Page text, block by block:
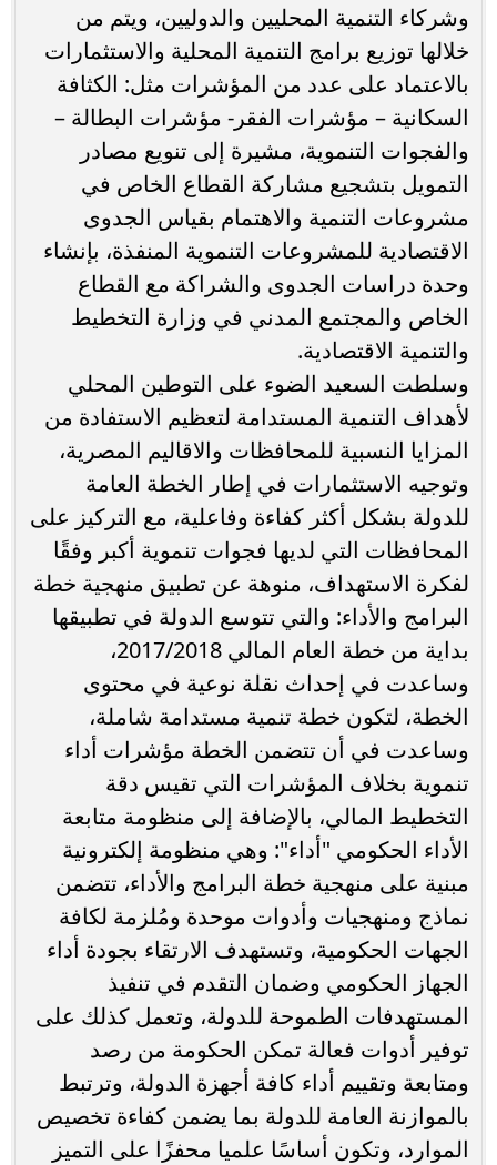
وشركاء التنمية المحليين والدوليين، ويتم من
خلالها توزيع برامج التنمية المحلية والاستثمارات
بالاعتماد على عدد من المؤشرات مثل: الكثافة
السكانية – مؤشرات الفقر- مؤشرات البطالة –
والفجوات التنموية، مشيرة إلى تنويع مصادر
التمويل بتشجيع مشاركة القطاع الخاص في
مشروعات التنمية والاهتمام بقياس الجدوى
الاقتصادية للمشروعات التنموية المنفذة، بإنشاء
وحدة دراسات الجدوى والشراكة مع القطاع
الخاص والمجتمع المدني في وزارة التخطيط
والتنمية الاقتصادية.
وسلطت السعيد الضوء على التوطين المحلي
لأهداف التنمية المستدامة لتعظيم الاستفادة من
المزايا النسبية للمحافظات والاقاليم المصرية،
وتوجيه الاستثمارات في إطار الخطة العامة
للدولة بشكل أكثر كفاءة وفاعلية، مع التركيز على
المحافظات التي لديها فجوات تنموية أكبر وفقًا
لفكرة الاستهداف، منوهة عن تطبيق منهجية خطة
البرامج والأداء: والتي تتوسع الدولة في تطبيقها
بداية من خطة العام المالي 2017/2018،
وساعدت في إحداث نقلة نوعية في محتوى
الخطة، لتكون خطة تنمية مستدامة شاملة،
وساعدت في أن تتضمن الخطة مؤشرات أداء
تنموية بخلاف المؤشرات التي تقيس دقة
التخطيط المالي، بالإضافة إلى منظومة متابعة
الأداء الحكومي "أداء": وهي منظومة إلكترونية
مبنية على منهجية خطة البرامج والأداء، تتضمن
نماذج ومنهجيات وأدوات موحدة ومُلزمة لكافة
الجهات الحكومية، وتستهدف الارتقاء بجودة أداء
الجهاز الحكومي وضمان التقدم في تنفيذ
المستهدفات الطموحة للدولة، وتعمل كذلك على
توفير أدوات فعالة تمكن الحكومة من رصد
ومتابعة وتقييم أداء كافة أجهزة الدولة، وترتبط
بالموازنة العامة للدولة بما يضمن كفاءة تخصيص
الموارد، وتكون أساسًا علميا محفزًا على التميز